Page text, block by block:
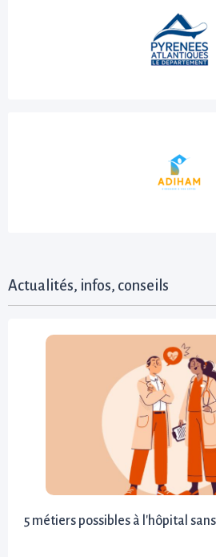
Actualités, infos, conseils
5 métiers possibles à l'hôpital